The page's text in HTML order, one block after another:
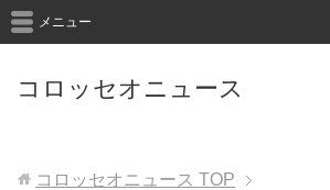
コロッセオニュース
メニュー
コロッセオニュース TOP